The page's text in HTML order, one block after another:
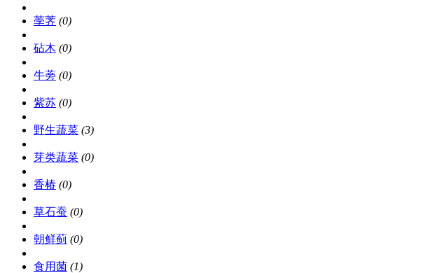
荸荠 (0)
砧木 (0)
牛蒡 (0)
紫苏 (0)
野生蔬菜 (3)
芽类蔬菜 (0)
香椿 (0)
草石蚕 (0)
朝鲜蓟 (0)
食用菌 (1)